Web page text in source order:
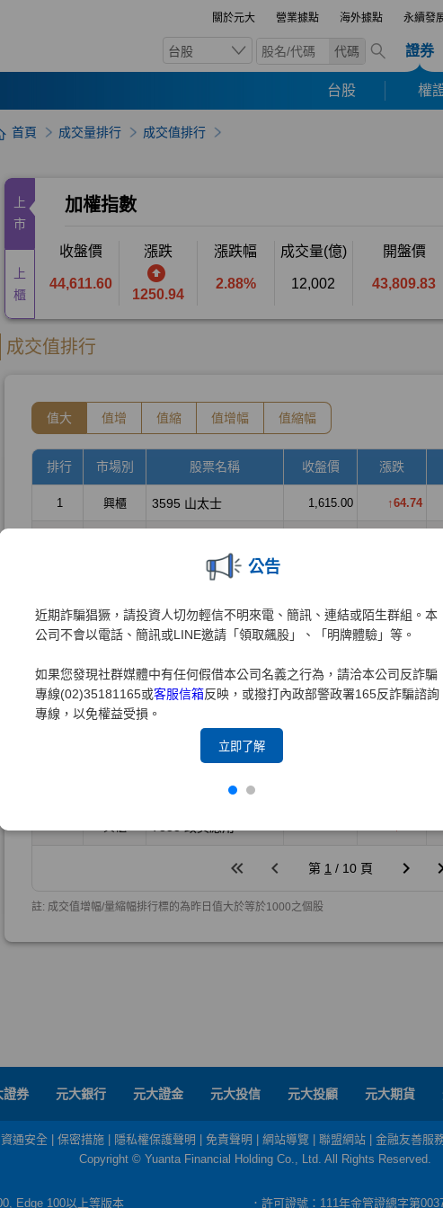
關於元大 營業據點 海外據點 永續發
台股 代碼 證券
台股 權
公告
近期詐騙猖獗，請投資人切勿輕信不明來電、簡訊、連結或陌生群組。本
公司不會以電話、簡訊或LINE邀請「領取飆股」、「明牌體驗」等。
如果您發現社群媒體中有任何假借本公司名義之行為，請洽本公司反詐騙
專線(02)35181165或客服信箱反映，或撥打內政部警政署165反詐騙諮詢
專線，以免權益受損。
立即了解
首頁 成交量排行 成交值排行
證券 元大銀行 元大證金 元大投信 元大投顧 元大期貨
資通安全 保密措施 隱私權保護聲明 免責聲明 網站導覽 聯盟網站
金融友善服
Copyright © Yuanta Financial Holding Co., Ltd. All Rights Reserved.
Edge 100以上等版本 ．許可證號：111年金管證總字第